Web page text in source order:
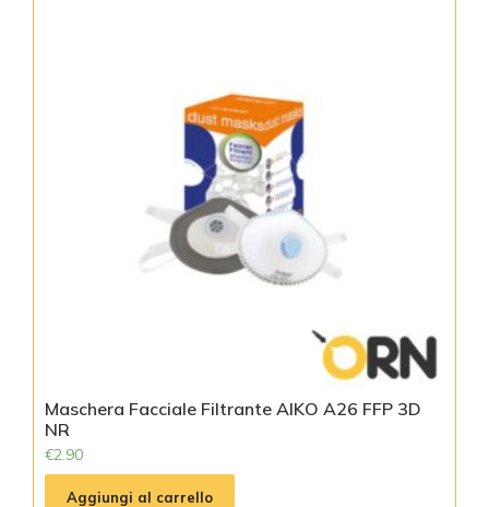
Maschera Facciale Filtrante AIKO A26 FFP 3D
NR
€2.90
Aggiungi al carrello